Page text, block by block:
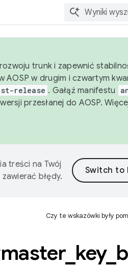
trunk i zapewnić
w drugim i czwartym
release . Gałąź manifestu
przesłanej do AOSP.
treści na Twój
błędy.
Czy te wskazówki były
_ key_